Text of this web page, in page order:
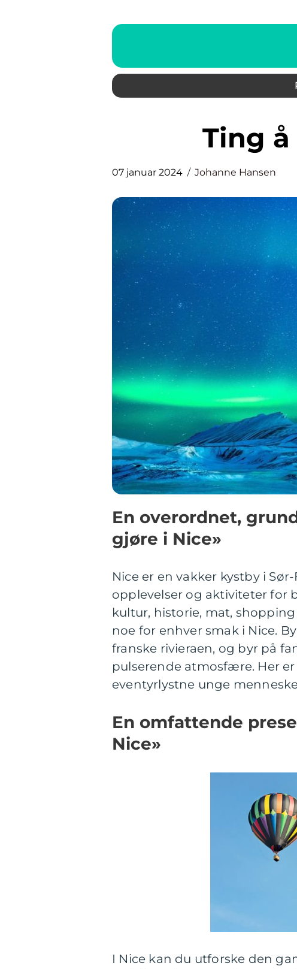
Ting
07 januar 2024 Johanne Hansen
En overordnet,
gjøre i Nice»
Nice er en vakker kystby i
opplevelser og aktiviteter for
kultur, historie, mat,
noe for enhver smak i Nice.
franske rivieraen, og byr på
pulserende atmosfære. Her
eventyrlystne unge
En omfattende
Nice»
I Nice kan du utforske den